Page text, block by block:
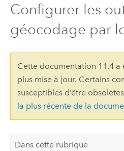
Configurer les
géocodage par
Cette documentation 11.4 a
plus mise à jour. Certains
susceptibles d’être
la plus récente de la
Dans cette rubrique